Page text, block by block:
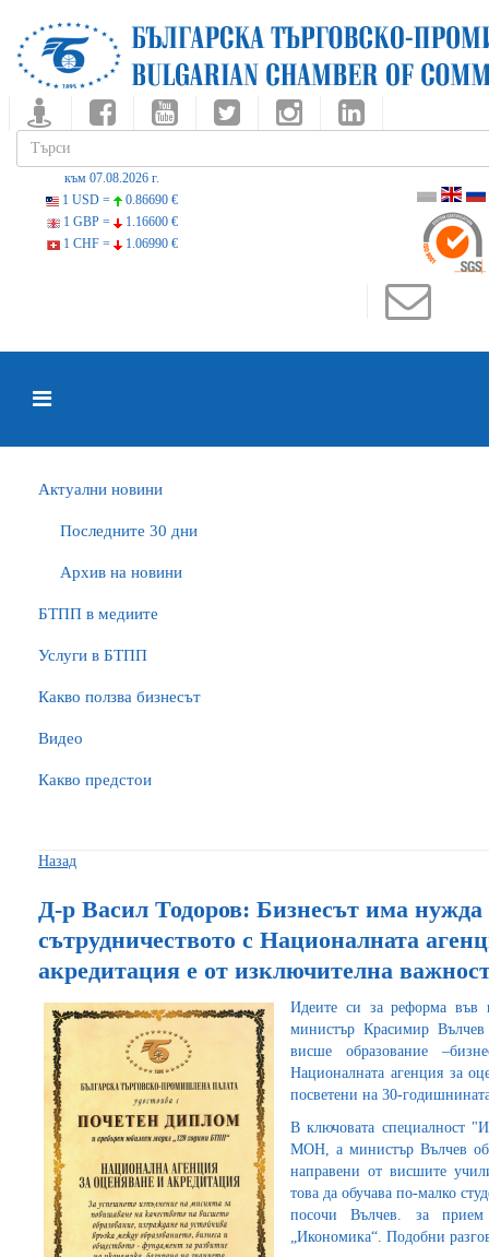
към 07.08.2026 г.
1 USD =
0.86690 €
1 GBP =
1.16600 €
1 CHF =
1.06990 €
Актуални новини
Последните 30 дни
Архив на новини
БTПП в медиите
Услуги в БТПП
Какво ползва бизнесът
Видео
Какво предстои
Назад
Д-р Васил Тодоров: Бизнесът има нужда
сътрудничеството с Националната
акредитация е от изключителна
Идеите си за реформа във
министър Красимир
висше образование
Националната агенция за
посветени на 30-
В ключовата специалност
МОН, а министър Вълчев
направени от висшите
това да обучава по-малко
посочи Вълчев. за
„Икономика“. Подобни